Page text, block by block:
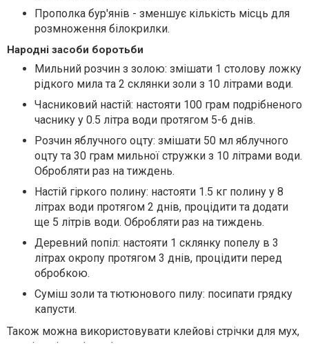
Прополка бур'янів - зменшує кількість місць для
розмноження білокрилки.
Народні засоби боротьби
Мильний розчин з золою: змішати 1 столову ложку
рідкого мила та 2 склянки золи з 10 літрами води.
Часниковий настій: настояти 100 грам подрібненого
часнику у 0.5 літра води протягом 5-6 днів.
Розчин яблучного оцту: змішати 50 мл яблучного
оцту та 30 грам мильної стружки з 10 літрами води.
Обробляти раз на тиждень.
Настій гіркого полину: настояти 1.5 кг полину у 8
літрах води протягом 2 днів, процідити та додати
ще 5 літрів води. Обробляти раз на тиждень.
Деревний попіл: настояти 1 склянку попелу в 3
літрах окропу протягом 3 днів, процідити перед
обробкою.
Суміш золи та тютюнового пилу: посипати грядку
капусти.
Також можна використовувати клейові стрічки для мух,